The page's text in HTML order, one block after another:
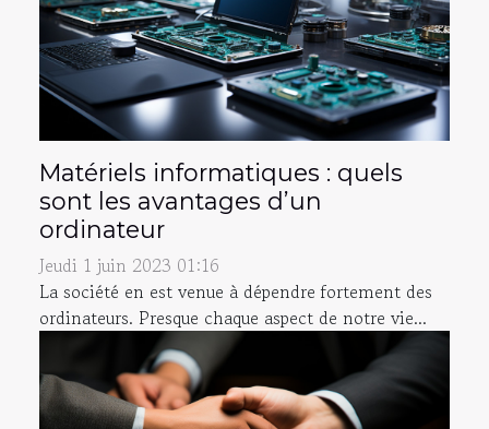
Matériels informatiques : quels
sont les avantages d’un
ordinateur
Jeudi 1 juin 2023 01:16
La société en est venue à dépendre fortement des
ordinateurs. Presque chaque aspect de notre vie...